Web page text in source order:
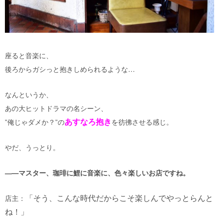
座ると音楽に、
後ろからガシっと抱きしめられるような…
なんというか、
あの大ヒットドラマの名シーン、
”俺じゃダメか？”のあすなろ抱きを彷彿させる感じ。
やだ、うっとり。
―—マスター、珈琲に鯉に音楽に、色々楽しいお店ですね。
店主：
「そう、こんな時代だからこそ楽しんでやっとらんと
ね！」